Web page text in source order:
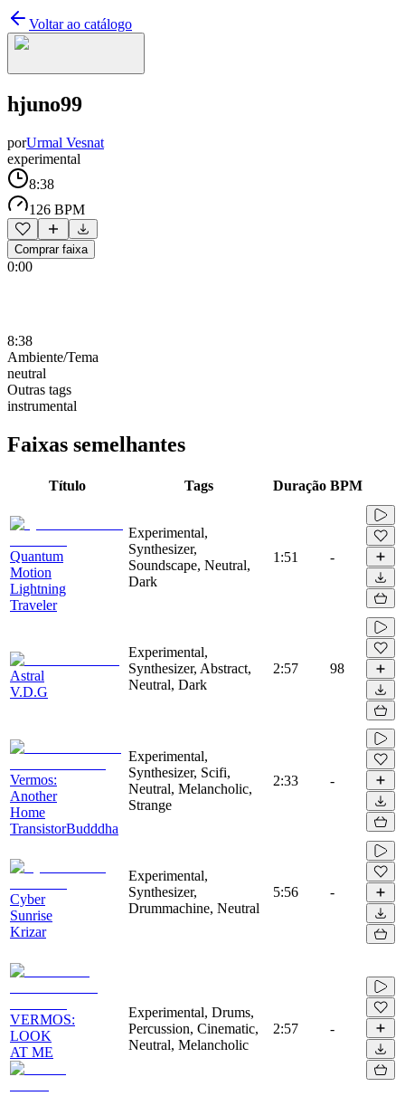
Voltar ao catálogo
hjuno99
porUrmal Vesnat
experimental
8:38
126 BPM
Comprar faixa
0:00
8:38
Ambiente/Tema
neutral
Outras tags
instrumental
Faixas semelhantes
Título Tags Duração BPM
Quantum
Motion
Lightning
Traveler
Experimental,
Synthesizer,
Soundscape, Neutral,
Dark
1:51 -
Astral
V.D.G
Experimental,
Synthesizer, Abstract,
Neutral, Dark
2:57 98
Vermos:
Another
Home
TransistorBudddha
Experimental,
Synthesizer, Scifi,
Neutral, Melancholic,
Strange
2:33 -
Cyber
Sunrise
Krizar
Experimental,
Synthesizer,
Drummachine, Neutral
5:56 -
VERMOS:
LOOK
AT ME
Experimental, Drums,
Percussion, Cinematic,
Neutral, Melancholic
2:57 -